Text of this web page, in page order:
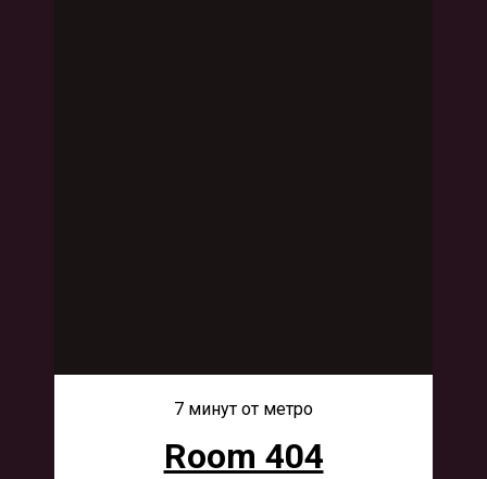
7 минут от метро
Room 404